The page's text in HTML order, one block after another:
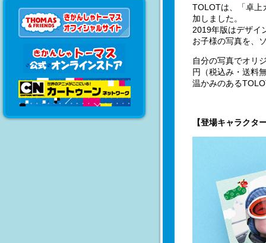
TOLOTは、「卓上
加しました。
2019年版はデザイ
お子様の写真を、
自分の写真でオリ
円（税込み・送料
温かみのある
【登場キャラクタ